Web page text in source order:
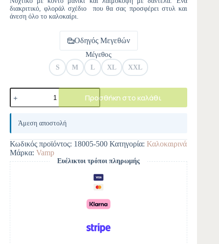
διακριτικό, φλοράλ σχέδιο που θα σας προσφέρει στυλ και
άνεση όλο το καλοκαίρι.
Οδηγός Μεγεθών
Μέγεθος
S M L XL XXL
Προσθήκη στο καλάθι
A
e
r
n
a
t
i
v
e
:
Άμεση αποστολή
Κωδικός προϊόντος: 18005-500 Κατηγορία: Καλοκαιρινά
Μάρκα: Vamp
Ευέλικτοι τρόποι πληρωμής